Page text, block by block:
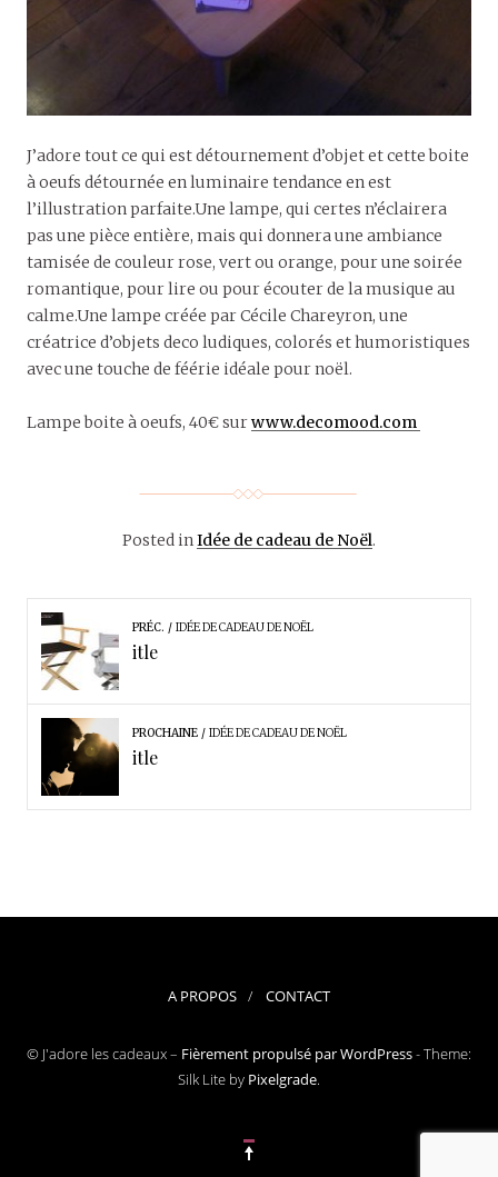
J’adore tout ce qui est détournement d’objet et cette boite
à oeufs détournée en luminaire tendance en est
l’illustration parfaite.Une lampe, qui certes n’éclairera
pas une pièce entière, mais qui donnera une ambiance
tamisée de couleur rose, vert ou orange, pour une soirée
romantique, pour lire ou pour écouter de la musique au
calme.Une lampe créée par Cécile Chareyron, une
créatrice d’objets deco ludiques, colorés et humoristiques
avec une touche de féérie idéale pour noël.
Lampe boite à oeufs, 40€ surwww.decomood.com
Posted inIdée de cadeau de Noël.
PRÉC. IDÉE DE CADEAU DE NOËL
itle
PROCHAINE IDÉE DE CADEAU DE NOËL
itle
A PROPOS CONTACT
© J'adore les cadeaux – Fièrement propulsé par WordPress-Theme:
Silk Lite by Pixelgrade.